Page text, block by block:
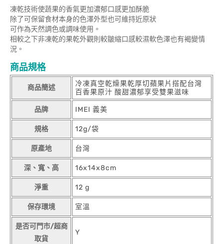
凍乾技術使蔬果的香氣更加濃郁口感更加酥脆
除了可保留食材本身的色澤外型也可維持近原狀
可作為天然調色或調味使用。
相較之下非凍乾的果乾外觀則較皺縮口感較濕軟色澤也有褐變情
況。
商品規格
商品簡述
冷凍真空乾燥果乾厚切蘋果片搭配台灣
百香果原汁 酸甜濃郁享受雙果滋味
品牌 IMEI 義美
規格 12g/袋
原產地 台灣
深、寬、高 16x14x8cm
淨重 12 g
保存環境 室溫
是否可門市/超商
取貨
Y